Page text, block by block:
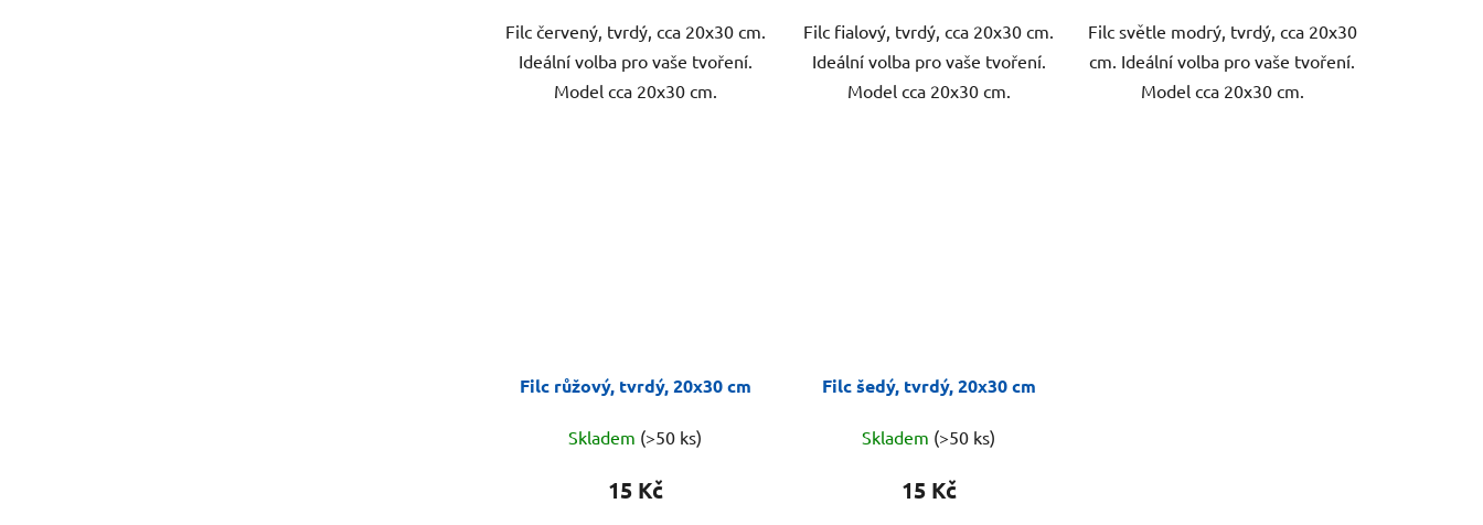
Filc červený, tvrdý, cca 20x30 cm.
Ideální volba pro vaše tvoření.
Model cca 20x30 cm.
Filc fialový, tvrdý, cca 20x30 cm.
Ideální volba pro vaše tvoření.
Model cca 20x30 cm.
Filc světle modrý, tvrdý, cca 20x30
cm. Ideální volba pro vaše tvoření.
Model cca 20x30 cm.
Filc růžový, tvrdý, 20x30 cm
Skladem (>50 ks)
15 Kč
Filc šedý, tvrdý, 20x30 cm
Skladem (>50 ks)
15 Kč